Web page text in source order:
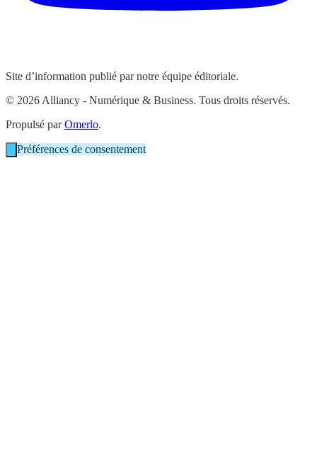
Site d’information publié par notre équipe éditoriale.
© 2026 Alliancy - Numérique & Business. Tous droits réservés.
Propulsé parOmerlo.
Préférences de consentement